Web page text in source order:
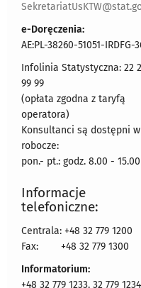
e-Doręczenia:
AE:PL-38260-51051-IRDFG-
Infolinia Statystyczna: 22
99 99
(opłata zgodna z taryfą
operatora)
Konsultanci są dostępni
robocze:
pon.- pt.: godz. 8.00 - 15.00
Informacje
telefoniczne:
Centrala: +48 32 779 1200
Fax:
+48 32 779 1300
Informatorium:
+48 32 779 1233, 32 779 1234